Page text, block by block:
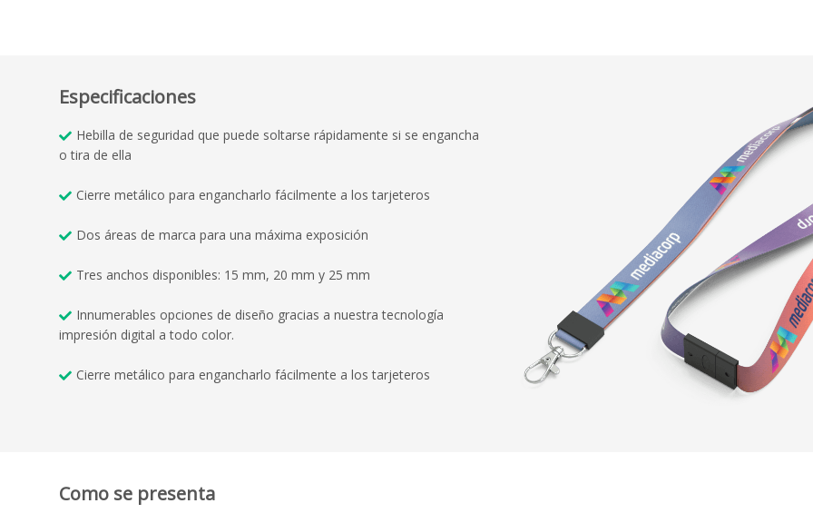
Especificaciones
Hebilla de seguridad que puede soltarse rápidamente si se engancha
o tira de ella
Cierre metálico para engancharlo fácilmente a los tarjeteros
Dos áreas de marca para una máxima exposición
Tres anchos disponibles: 15 mm, 20 mm y 25 mm
Innumerables opciones de diseño gracias a nuestra tecnología
impresión digital a todo color.
Cierre metálico para engancharlo fácilmente a los tarjeteros
Como se presenta